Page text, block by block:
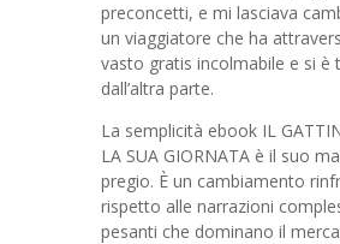
preconcetti, e mi lasciava
un viaggiatore che ha
vasto gratis incolmabile e si è
dall’altra parte.
La semplicità ebook IL
LA SUA GIORNATA è il suo
pregio. È un cambiamento
rispetto alle narrazioni
pesanti che dominano il